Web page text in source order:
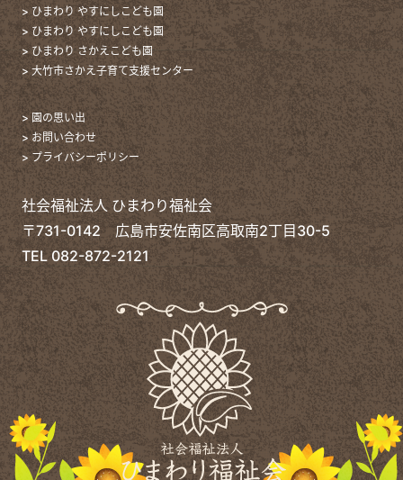
> ひまわり やすにしこども園
> ひまわり やすにしこども園
> ひまわり さかえこども園
> 大竹市さかえ子育て支援センター
> 園の思い出
> お問い合わせ
> プライバシーポリシー
社会福祉法人 ひまわり福祉会
〒731-0142 広島市安佐南区高取南2丁目30-5
TEL 082-872-2121